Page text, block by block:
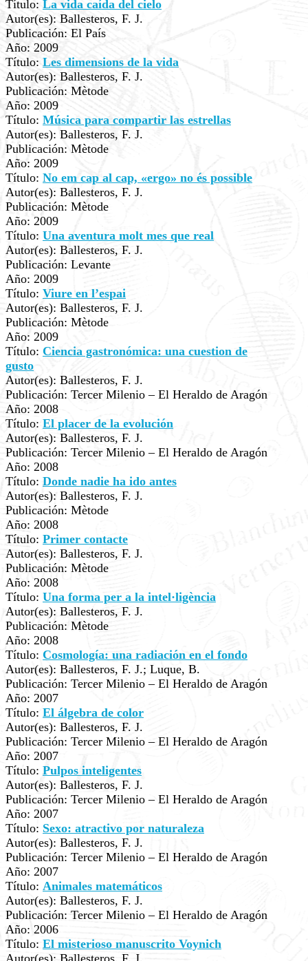
Título: La vida caída del cielo
Autor(es): Ballesteros, F. J.
Publicación: El País
Año: 2009
Título: Les dimensions de la vida
Autor(es): Ballesteros, F. J.
Publicación: Mètode
Año: 2009
Título: Música para compartir las estrellas
Autor(es): Ballesteros, F. J.
Publicación: Mètode
Año: 2009
Título: No em cap al cap, «ergo» no és possible
Autor(es): Ballesteros, F. J.
Publicación: Mètode
Año: 2009
Título: Una aventura molt mes que real
Autor(es): Ballesteros, F. J.
Publicación: Levante
Año: 2009
Título: Viure en l’espai
Autor(es): Ballesteros, F. J.
Publicación: Mètode
Año: 2009
Título: Ciencia gastronómica: una cuestion de
gusto
Autor(es): Ballesteros, F. J.
Publicación: Tercer Milenio – El Heraldo de Aragón
Año: 2008
Título: El placer de la evolución
Autor(es): Ballesteros, F. J.
Publicación: Tercer Milenio – El Heraldo de Aragón
Año: 2008
Título: Donde nadie ha ido antes
Autor(es): Ballesteros, F. J.
Publicación: Mètode
Año: 2008
Título: Primer contacte
Autor(es): Ballesteros, F. J.
Publicación: Mètode
Año: 2008
Título: Una forma per a la intel·ligència
Autor(es): Ballesteros, F. J.
Publicación: Mètode
Año: 2008
Título: Cosmología: una radiación en el fondo
Autor(es): Ballesteros, F. J.; Luque, B.
Publicación: Tercer Milenio – El Heraldo de Aragón
Año: 2007
Título: El álgebra de color
Autor(es): Ballesteros, F. J.
Publicación: Tercer Milenio – El Heraldo de Aragón
Año: 2007
Título: Pulpos inteligentes
Autor(es): Ballesteros, F. J.
Publicación: Tercer Milenio – El Heraldo de Aragón
Año: 2007
Título: Sexo: atractivo por naturaleza
Autor(es): Ballesteros, F. J.
Publicación: Tercer Milenio – El Heraldo de Aragón
Año: 2007
Título: Animales matemáticos
Autor(es): Ballesteros, F. J.
Publicación: Tercer Milenio – El Heraldo de Aragón
Año: 2006
Título: El misterioso manuscrito Voynich
Autor(es): Ballesteros, F. J.